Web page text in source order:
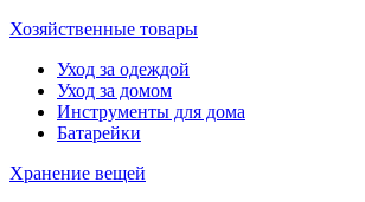
Хозяйственные товары
Уход за одеждой
Уход за домом
Инструменты для дома
Батарейки
Хранение вещей